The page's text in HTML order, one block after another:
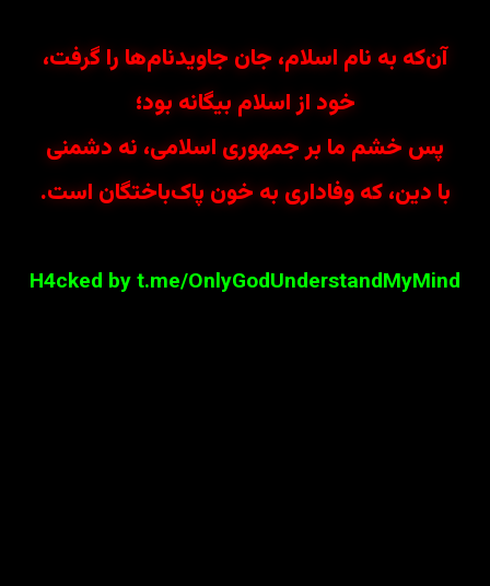
آن‌که به نام اسلام، جان جاویدنام‌ها را گرفت،
خود از اسلام بیگانه بود؛
پس خشم ما بر جمهوری اسلامی، نه دشمنی
با دین، که وفاداری به خون پاک‌باختگان است.
H4cked by t.me/OnlyGodUnderstandMyMind